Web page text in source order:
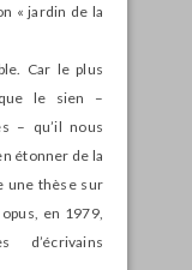
« jardin de la
Car le plus
que le sien –
– qu’il nous
étonner de la
une thèse sur
en 1979,
d’écrivains